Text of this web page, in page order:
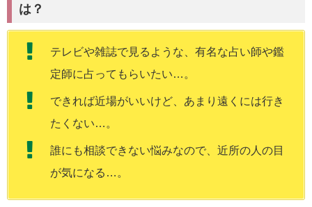
は？
テレビや雑誌で見るような、有名な占い師や鑑
定師に占ってもらいたい…。
できれば近場がいいけど、あまり遠くには行き
たくない…。
誰にも相談できない悩みなので、近所の人の目
が気になる…。